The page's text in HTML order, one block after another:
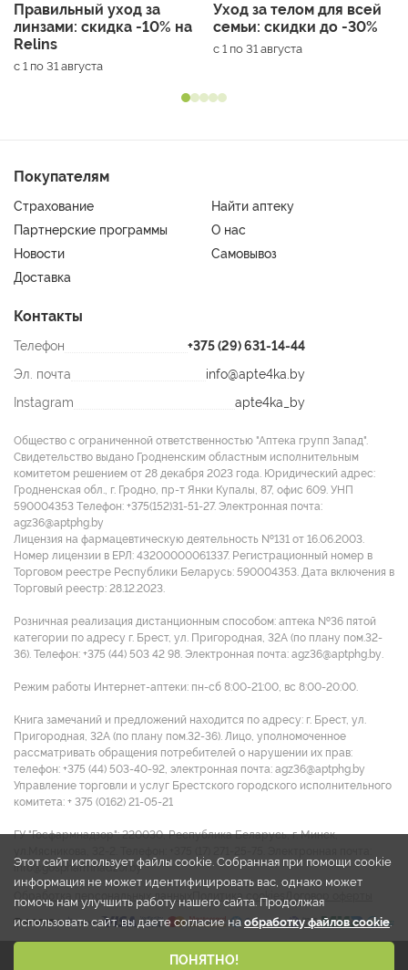
Правильный уход за
линзами: скидка -10% на
Relins
с 1 по 31 августа
Уход за телом для всей
семьи: скидки до -30%
с 1 по 31 августа
Покупателям
Страхование
Найти аптеку
Партнерские программы
О нас
Новости
Самовывоз
Доставка
Контакты
Телефон
+375 (29) 631-14-44
Эл. почта
info@apte4ka.by
Instagram
apte4ka_by
Общество с ограниченной ответственностью "Аптека групп Запад".
Свидетельство выдано Гродненским областным исполнительным
комитетом решением от 28 декабря 2023 года. Юридический адрес:
Гродненская обл., г. Гродно, пр-т Янки Купалы, 87, офис 609. УНП
590004353 Tелефон: +375(152)31-51-27. Электронная почта:
agz36@aptphg.by
Лицензия на фармацевтическую деятельность №131 от 16.06.2003.
Номер лицензии в ЕРЛ: 43200000061337. Регистрационный номер в
Торговом реестре Республики Беларусь: 590004353. Дата включения в
Торговый реестр: 28.12.2023.
Розничная реализация дистанционным способом: аптека №36 пятой
категории по адресу г. Брест, ул. Пригородная, 32А (по плану пом.32-
36). Телефон: +375 (44) 503 42 98. Электронная почта: agz36@aptphg.by.
Режим работы Интернет-аптеки: пн-сб 8:00-21:00, вс 8:00-20:00.
Книга замечаний и предложений находится по адресу: г. Брест, ул.
Пригородная, 32А (по плану пом.32-36). Лицо, уполномоченное
рассматривать обращения потребителей о нарушении их прав:
телефон: +375 (44) 503-40-92, электронная почта: agz36@aptphg.by
Управление торговли и услуг Брестского городского исполнительного
комитета: + 375 (0162) 21-05-21
ГУ "Госфармнадзор": 220030, Республика Беларусь, г. Минск,
info@gospharmnadzor.by
Обработка персональных данных Политика cookies
2026 © ООО "Аптека групп Запад"
Этот сайт использует файлы cookie. Собранная при помощи cookie
информация не может идентифицировать вас, однако может
помочь нам улучшить работу нашего сайта. Продолжая
использовать сайт, вы даете согласие на обработку файлов cookie.
ПОНЯТНО!